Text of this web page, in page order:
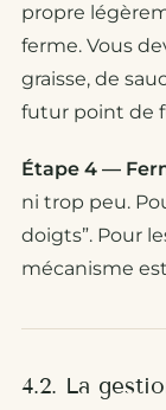
propre
ferme. Vous
graisse, de
futur point de
Étape 4 —
ni trop peu.
doigts”. Pour
mécanisme
4.2. La